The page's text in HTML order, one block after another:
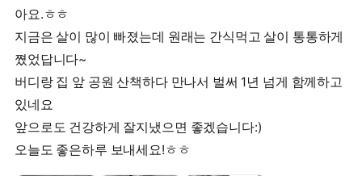
아요.ㅎㅎ
지금은 살이 많이 빠졌는데 원래는 간식먹고 살이 통통하게
쪘었답니다~
버디랑 집 앞 공원 산책하다 만나서 벌써 1년 넘게 함께하고
있네요
앞으로도 건강하게 잘지냈으면 좋겠습니다:)